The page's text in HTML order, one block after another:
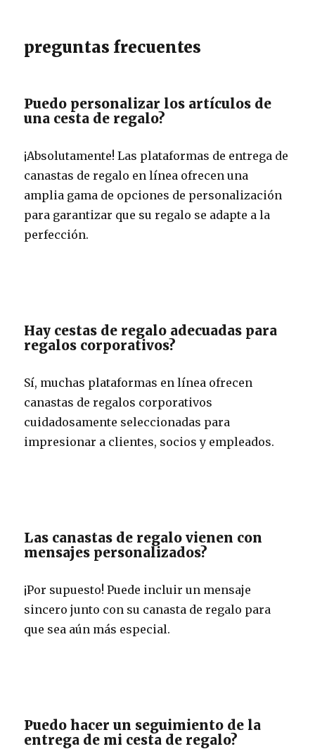
preguntas frecuentes
Puedo personalizar los artículos de
una cesta de regalo?
¡Absolutamente! Las plataformas de entrega de
canastas de regalo en línea ofrecen una
amplia gama de opciones de personalización
para garantizar que su regalo se adapte a la
perfección.
Hay cestas de regalo adecuadas para
regalos corporativos?
Sí, muchas plataformas en línea ofrecen
canastas de regalos corporativos
cuidadosamente seleccionadas para
impresionar a clientes, socios y empleados.
Las canastas de regalo vienen con
mensajes personalizados?
¡Por supuesto! Puede incluir un mensaje
sincero junto con su canasta de regalo para
que sea aún más especial.
Puedo hacer un seguimiento de la
entrega de mi cesta de regalo?